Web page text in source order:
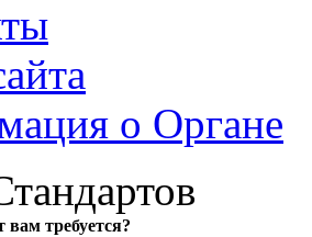
о Органе
требуется?